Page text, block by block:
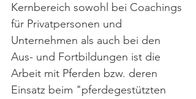
Kernbereich sowohl bei Coachings
für Privatpersonen und
Unternehmen als auch bei den
Aus- und Fortbildungen ist die
Arbeit mit Pferden bzw. deren
Einsatz beim "pferdegestützten